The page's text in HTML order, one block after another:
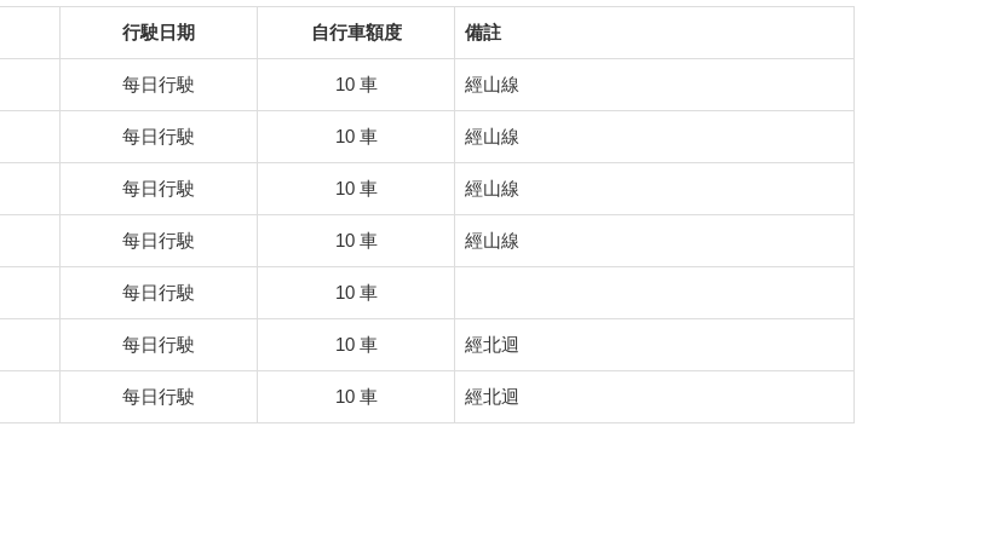
行駛日期 自行車額度 備註
每日行駛 10 車 經山線
每日行駛 10 車 經山線
每日行駛 10 車 經山線
每日行駛 10 車 經山線
每日行駛 10 車
每日行駛 10 車 經北迴
每日行駛 10 車 經北迴